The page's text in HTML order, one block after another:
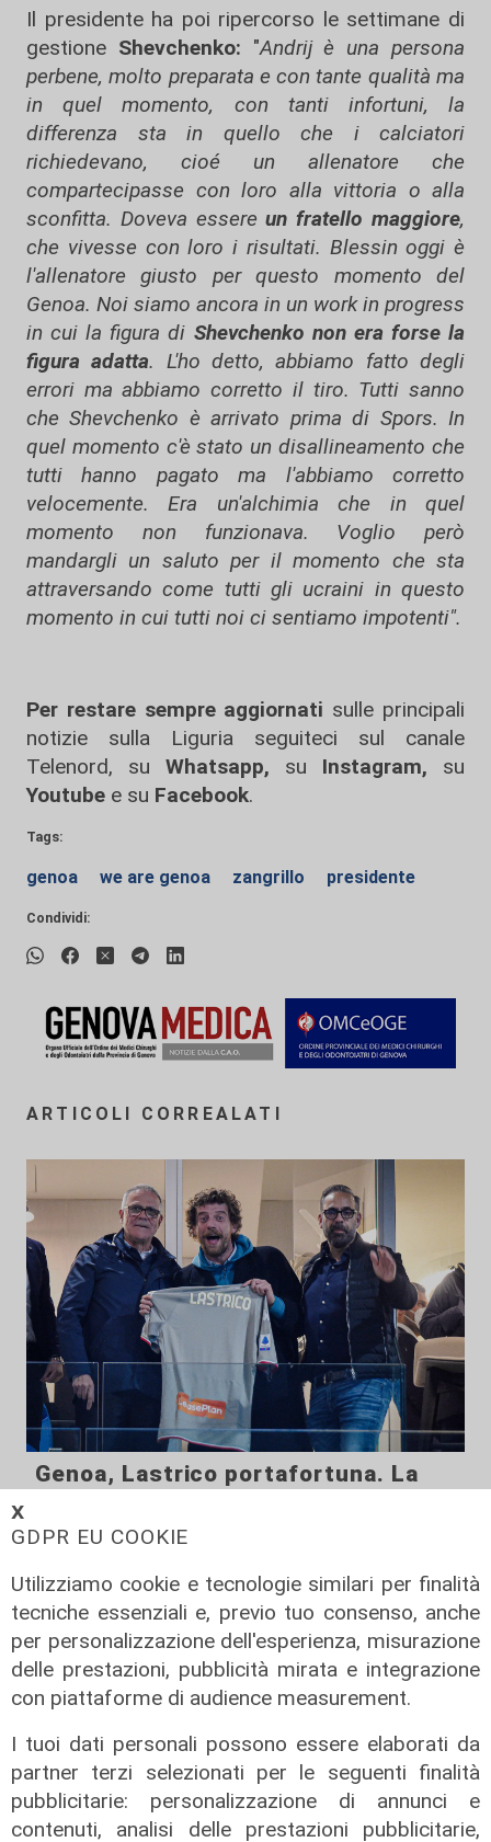
𝗫
GDPR EU COOKIE
Utilizziamo cookie e tecnologie similari per finalità
tecniche essenziali e, previo tuo consenso, anche
per personalizzazione dell'esperienza, misurazione
delle prestazioni, pubblicità mirata e integrazione
con piattaforme di audience measurement.
I tuoi dati personali possono essere elaborati da
partner terzi selezionati per le seguenti finalità
pubblicitarie: personalizzazione di annunci e
contenuti, analisi delle prestazioni pubblicitarie,
Il presidente ha poi ripercorso le settimane di
gestione Shevchenko: "Andrij è una persona
perbene, molto preparata e con tante qualità ma
in quel momento, con tanti infortuni, la
differenza sta in quello che i calciatori
richiedevano, cioé un allenatore che
compartecipasse con loro alla vittoria o alla
sconfitta. Doveva essere un fratello maggiore,
che vivesse con loro i risultati. Blessin oggi è
l'allenatore giusto per questo momento del
Genoa. Noi siamo ancora in un work in progress
in cui la figura di Shevchenko non era forse la
figura adatta. L'ho detto, abbiamo fatto degli
errori ma abbiamo corretto il tiro. Tutti sanno
che Shevchenko è arrivato prima di Spors. In
quel momento c'è stato un disallineamento che
tutti hanno pagato ma l'abbiamo corretto
velocemente. Era un'alchimia che in quel
momento non funzionava. Voglio però
mandargli un saluto per il momento che sta
attraversando come tutti gli ucraini in questo
momento in cui tutti noi ci sentiamo impotenti".
Per restare sempre aggiornati sulle principali
notizie sulla Liguria seguiteci sul canale
Telenord, su
Whatsapp, su Instagram, su
Youtube e su Facebook.
Tags:
genoa we are genoa zangrillo presidente
Condividi:
ARTICOLI CORREALATI
Genoa, Lastrico portafortuna. La
prossima